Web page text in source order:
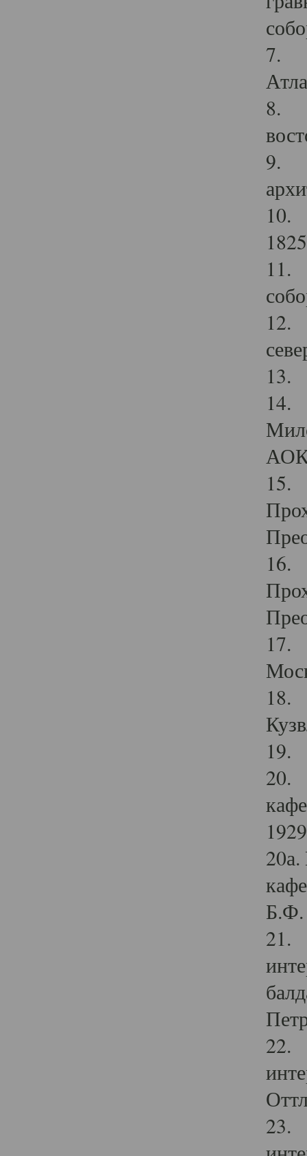
7.
8.
9.
10.
11.
12.
13.
14.
15.
16.
17.
18.
19.
20.
Б.Ф.
21.
22.
23.